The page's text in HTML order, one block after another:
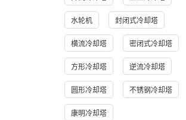
水轮机 封闭式冷却塔
横流冷却塔 密闭式冷却塔
方形冷却塔 逆流冷却塔
圆形冷却塔 不锈钢冷却塔
康明冷却塔